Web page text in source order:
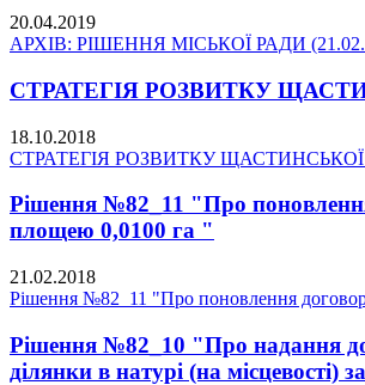
20.04.2019
АРХІВ: РІШЕННЯ МІСЬКОЇ РАДИ
СТРАТЕГІЯ РОЗВИТКУ
18.10.2018
СТРАТЕГІЯ РОЗВИТКУ ЩАСТИНСЬКОЇ
Рішення №82_11 "Про поновлення
площею 0,0100 га "
21.02.2018
Рішення №82_11 "Про поновлення
Рішення №82_10 "Про надання
ділянки в натурі (на